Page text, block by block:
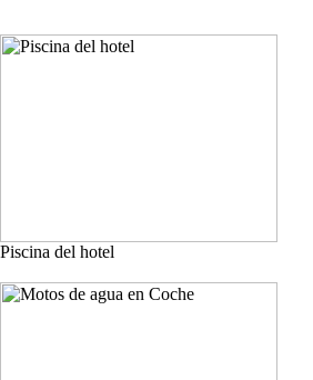
Piscina del hotel